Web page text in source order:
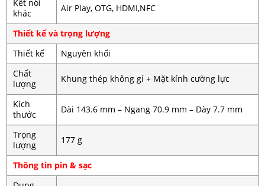
Kết nối
khác
Air Play, OTG, HDMI,NFC
Thiết kế và trọng lượng
Thiết kế
Nguyên khối
Chất
lượng
Khung thép không gỉ + Mặt kính cường lực
Kích
thước
Dài 143.6 mm – Ngang 70.9 mm – Dày 7.7 mm
Trọng
lượng
177 g
Thông tin pin & sạc